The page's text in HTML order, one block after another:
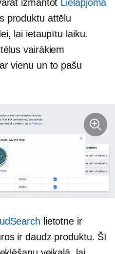
izmantot Lielapjoma
produktu attēlu
lai ietaupītu laiku.
vairākiem
vienu un to pašu
lietotne ir
ir daudz produktu. Šī